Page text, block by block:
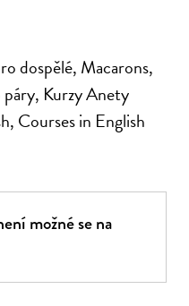
kempy
Kurzy pro páry
kurzů
dospělé, Macarons,
, Kurzy Anety
, Courses in English
možné se na